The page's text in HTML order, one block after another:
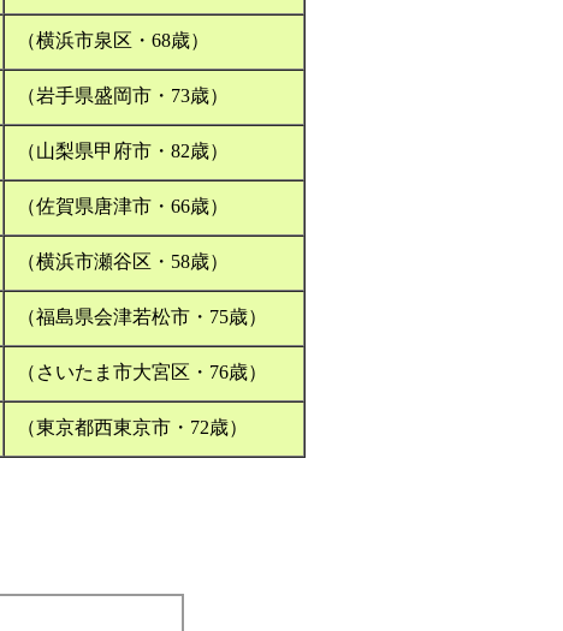
（横浜市泉区・68歳）
（岩手県盛岡市・73歳）
（山梨県甲府市・82歳）
（佐賀県唐津市・66歳）
（横浜市瀬谷区・58歳）
（福島県会津若松市・75歳）
（さいたま市大宮区・76歳）
（東京都西東京市・72歳）